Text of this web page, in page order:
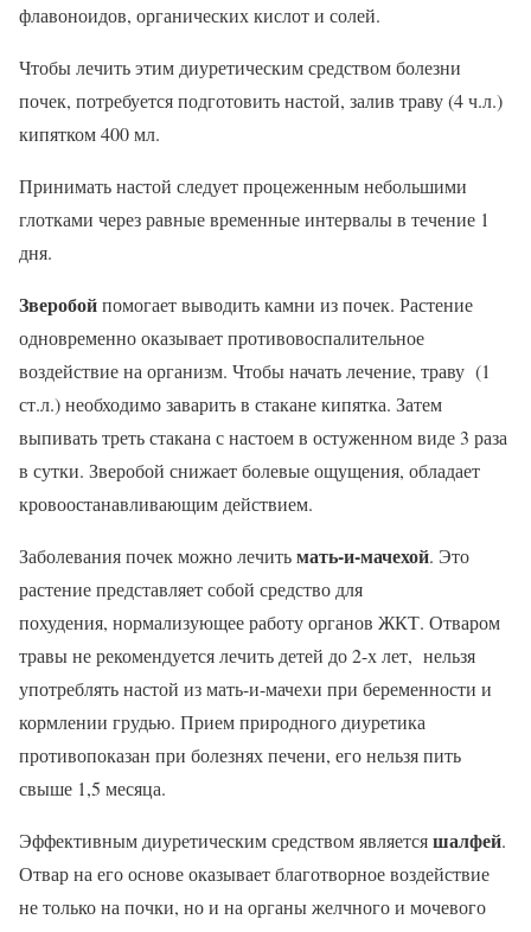
флавоноидов, органических кислот и солей.
Чтобы лечить этим диуретическим средством болезни
почек, потребуется подготовить настой, залив траву (4 ч.л.)
кипятком 400 мл.
Принимать настой следует процеженным небольшими
глотками через равные временные интервалы в течение 1
дня.
Зверобойпомогает выводить камни из почек. Растение
одновременно оказывает противовоспалительное
воздействие на организм. Чтобы начать лечение, траву (1
ст.л.) необходимо заварить в стакане кипятка. Затем
выпивать треть стакана с настоем в остуженном виде 3 раза
в сутки. Зверобой снижает болевые ощущения, обладает
кровоостанавливающим действием.
Заболевания почек можно лечитьмать-и-мачехой. Это
растение представляет собой средство для
похудения, нормализующее работу органов ЖКТ. Отваром
травы не рекомендуется лечить детей до 2-х лет, нельзя
употреблять настой из мать-и-мачехи при беременности и
кормлении грудью. Прием природного диуретика
противопоказан при болезнях печени, его нельзя пить
свыше 1,5 месяца.
Эффективным диуретическим средством являетсяшалфей.
Отвар на его основе оказывает благотворное воздействие
не только на почки, но и на органы желчного и мочевого